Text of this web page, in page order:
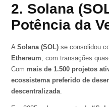
2. Solana
Potência da
A Solana (SOL)se consolidou
Ethereum , com transações
Com mais de 1.500 projetos
ecossistema preferido de
descentralizada.